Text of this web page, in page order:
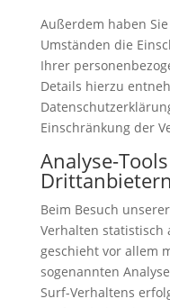
Außerdem haben
Umständen die
Ihrer
Details hierzu
Einschränkung der
Analyse-
Drittanbietern
Beim Besuch
Verhalten statistisch
geschieht vor allem
sogenannten
Surf-Verhaltens